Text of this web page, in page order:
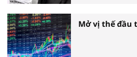
Mở vị thế đầu